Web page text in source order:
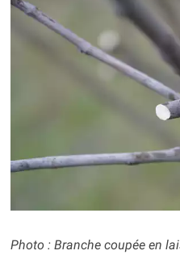
Photo : Branche coupée en